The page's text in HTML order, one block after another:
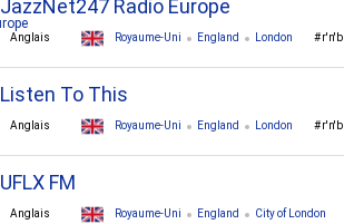
JazzNet247 Radio Europe
Anglais Royaume-Uni England London r'n'b
Listen To This
Anglais Royaume-Uni England London r'n'b
UFLX FM
Anglais Royaume-Uni England City of London